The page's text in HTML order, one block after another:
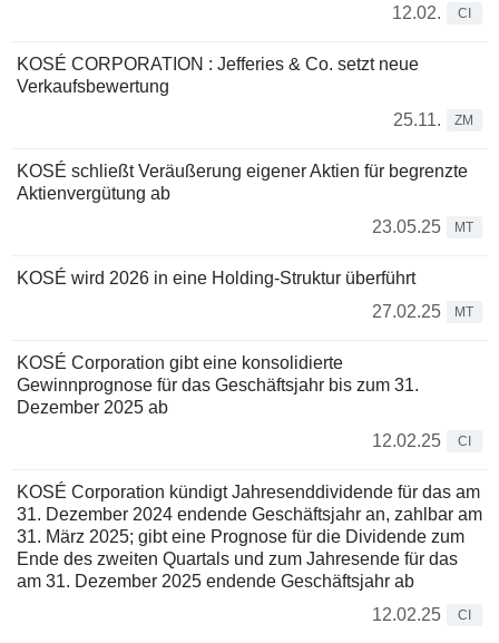
12.02. CI
KOSÉ CORPORATION : Jefferies & Co. setzt neue
Verkaufsbewertung
25.11.
ZM
KOSÉ schließt Veräußerung eigener Aktien für begrenzte
Aktienvergütung ab
23.05.25
MT
KOSÉ wird 2026 in eine Holding-Struktur überführt
27.02.25
MT
KOSÉ Corporation gibt eine konsolidierte
Gewinnprognose für das Geschäftsjahr bis zum 31.
Dezember 2025 ab
12.02.25
CI
KOSÉ Corporation kündigt Jahresenddividende für das am
31. Dezember 2024 endende Geschäftsjahr an, zahlbar am
31. März 2025; gibt eine Prognose für die Dividende zum
Ende des zweiten Quartals und zum Jahresende für das
am 31. Dezember 2025 endende Geschäftsjahr ab
12.02.25
CI